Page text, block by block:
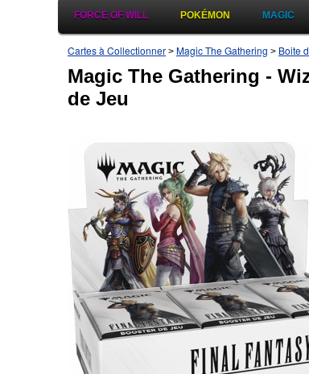
FORCE OF WILL POKÉMON MAGIC
Cartes à Collectionner > Magic The Gathering > Boite
Magic The Gathering -
de Jeu